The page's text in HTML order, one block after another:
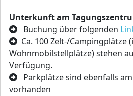
Unterkunft am
Buchung über folgenden
Ca. 100 Zelt-/Campingplätze
Wohnmobilstellplätze) stehen
Verfügung.
Parkplätze sind ebenfalls
vorhanden